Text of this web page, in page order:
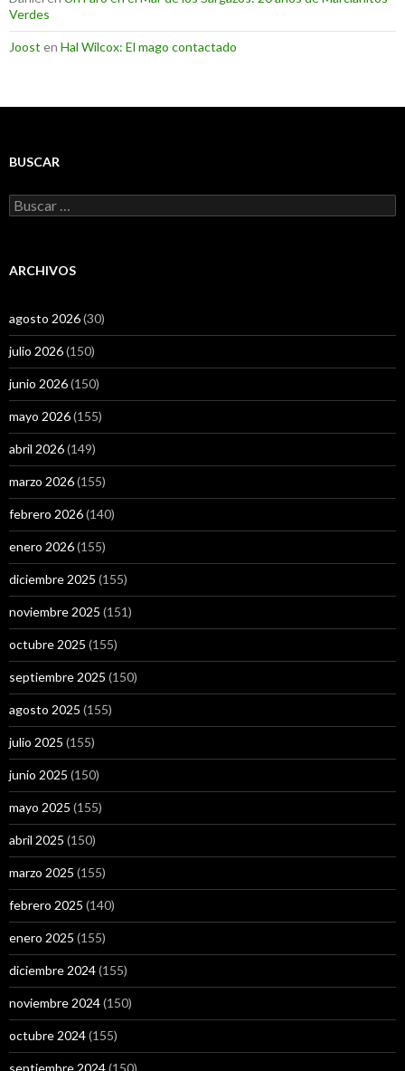
Verdes
Joost en Hal Wilcox: El mago contactado
BUSCAR
Buscar:
ARCHIVOS
agosto 2026(30)
julio 2026(150)
junio 2026(150)
mayo 2026(155)
abril 2026(149)
marzo 2026(155)
febrero 2026(140)
enero 2026(155)
diciembre 2025 (155)
noviembre 2025 (151)
octubre 2025 (155)
septiembre 2025 (150)
agosto 2025 (155)
julio 2025 (155)
junio 2025 (150)
mayo 2025 (155)
abril 2025 (150)
marzo 2025 (155)
febrero 2025 (140)
enero 2025 (155)
diciembre 2024(155)
noviembre 2024(150)
octubre 2024(155)
septiembre 2024(150)